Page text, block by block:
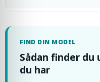
FIND DIN MODEL
Sådan finder du
du har